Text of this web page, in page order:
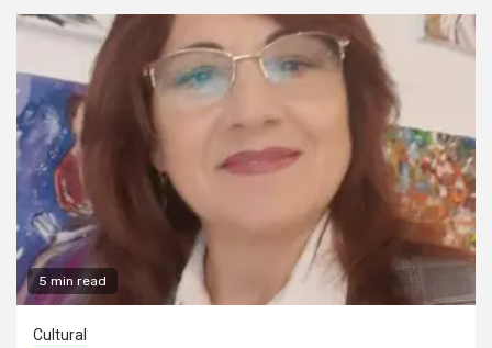
5 min read
Cultural